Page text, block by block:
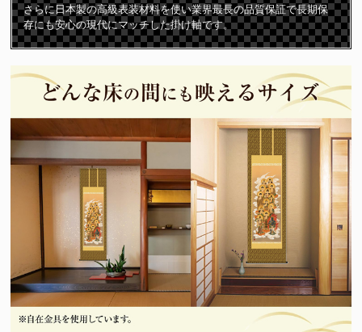
ら極楽浄土に導かれて成仏すると言われています。
さらに日本製の高級表装材料を使い業界最長の品質保証で長期保
存にも安心の現代にマッチした掛け軸です。